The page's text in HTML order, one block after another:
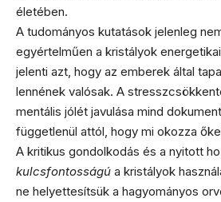
életében.
A tudományos kutatások jelenleg
egyértelműen a kristályok
jelenti azt, hogy az emberek által
lennének valósak. A
mentális jólét javulása mind
függetlenül attól, hogy mi okozza
A kritikus gondolkodás és a nyitott
kulcsfontosságú a kristályok
ne helyettesítsük a hagyományos